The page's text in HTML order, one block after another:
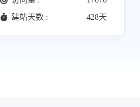
建站天数 :
428天